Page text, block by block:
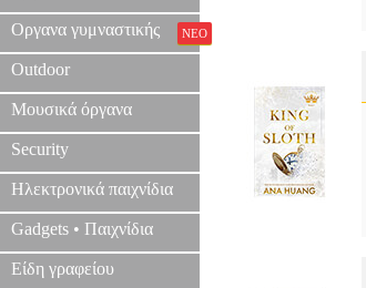
Οργανα γυμναστικής ΝΕΟ
Outdoor
Μουσικά όργανα
Security
Ηλεκτρονικά παιχνίδια
Gadgets • Παιχνίδια
Είδη γραφείου